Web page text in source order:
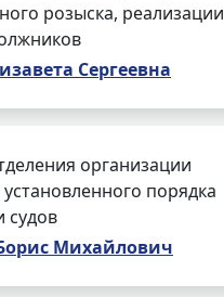
розыска, реализации
Сергеевна
организации
порядка
судов
Михайлович